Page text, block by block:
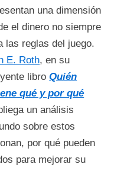
una dimensión
el dinero no siempre
las reglas del juego.
E. Roth, en su
libroQuién
qué y por qué
un análisis
sobre estos
por qué pueden
para mejorar su